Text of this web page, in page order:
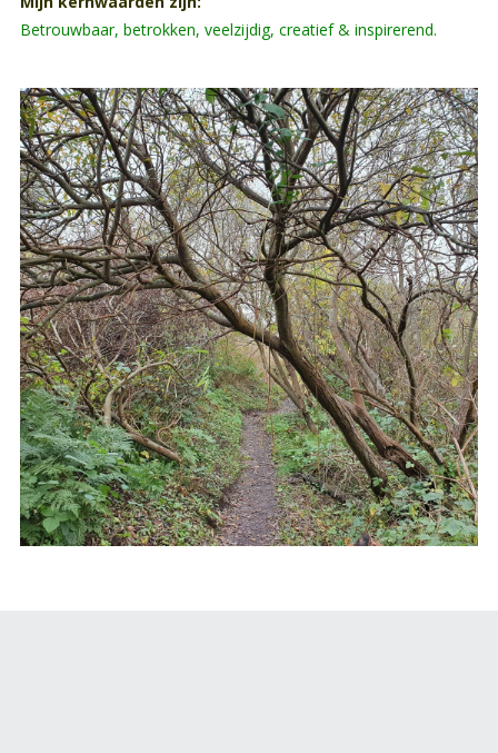
Betrouwbaar, betrokken, veelzijdig, creatief & inspirerend.